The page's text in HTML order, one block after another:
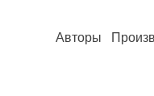
Авторы